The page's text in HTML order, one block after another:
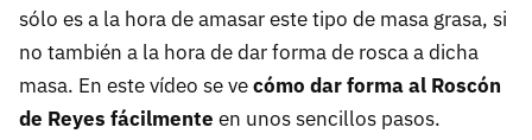
sólo es a la hora de amasar este tipo de masa grasa, si
no también a la hora de dar forma de rosca a dicha
masa. En este vídeo se vecómo dar forma al Roscón
de Reyes fácilmente en unos sencillos pasos.